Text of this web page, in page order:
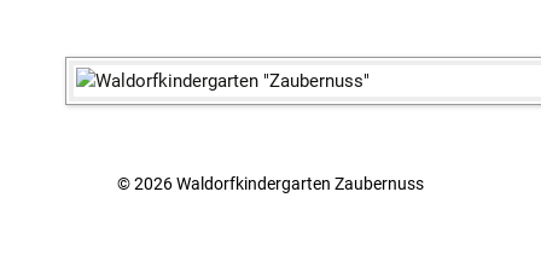
© 2026 Waldorfkindergarten Zaubernuss